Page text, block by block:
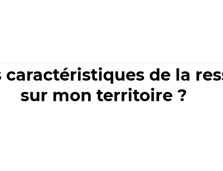
caractéristiques de la
sur mon territoire ?